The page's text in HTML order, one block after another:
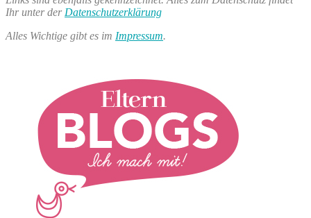
Ihr unter der Datenschutzerklärung
Alles Wichtige gibt es im Impressum.